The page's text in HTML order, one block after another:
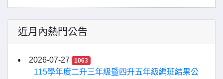
近月內熱門公告
2026-07-27 1063
115學年度二升三年級暨四升五年級編班結果公